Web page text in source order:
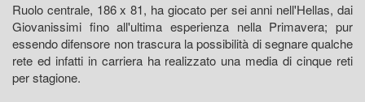
Ruolo centrale, 186 x 81, ha giocato per sei anni nell'Hellas, dai
Giovanissimi fino all'ultima esperienza nella Primavera; pur
essendo difensore non trascura la possibilità di segnare qualche
rete ed infatti in carriera ha realizzato una media di cinque reti
per stagione.